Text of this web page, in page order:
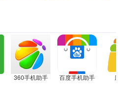
360手机助手 百度手机助手 应